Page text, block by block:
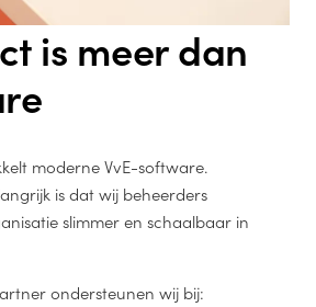
is meer dan
moderne VvE-software.
is dat wij beheerders
slimmer en schaalbaar in
ondersteunen wij bij: